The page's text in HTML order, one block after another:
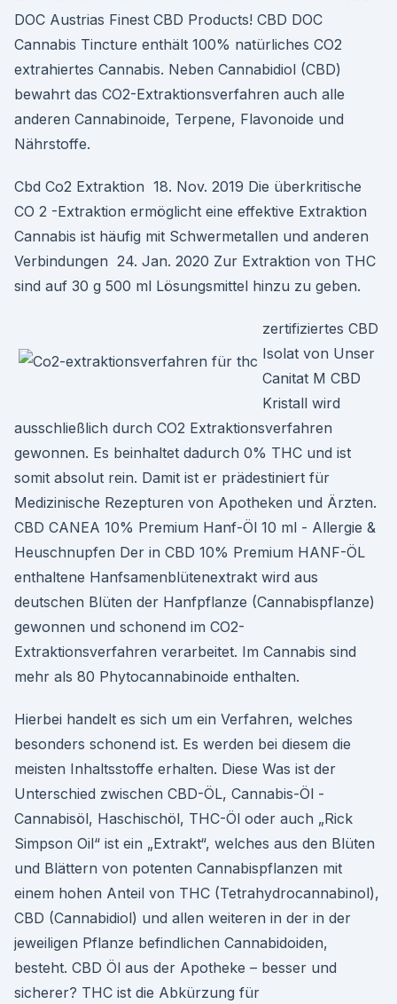
DOC Austrias Finest CBD Products! CBD DOC
Cannabis Tincture enthält 100% natürliches CO2
extrahiertes Cannabis. Neben Cannabidiol (CBD)
bewahrt das CO2-Extraktionsverfahren auch alle
anderen Cannabinoide, Terpene, Flavonoide und
Nährstoffe.
Cbd Co2 Extraktion 18. Nov. 2019 Die überkritische
CO 2 -Extraktion ermöglicht eine effektive Extraktion
Cannabis ist häufig mit Schwermetallen und anderen
Verbindungen 24. Jan. 2020 Zur Extraktion von THC
sind auf 30 g 500 ml Lösungsmittel hinzu zu geben.
zertifiziertes CBD
Isolat von Unser
Canitat M CBD
Kristall wird
ausschließlich durch CO2 Extraktionsverfahren
gewonnen. Es beinhaltet dadurch 0% THC und ist
somit absolut rein. Damit ist er prädestiniert für
Medizinische Rezepturen von Apotheken und Ärzten.
CBD CANEA 10% Premium Hanf-Öl 10 ml - Allergie &
Heuschnupfen Der in CBD 10% Premium HANF-ÖL
enthaltene Hanfsamenblütenextrakt wird aus
deutschen Blüten der Hanfpflanze (Cannabispflanze)
gewonnen und schonend im CO2-
Extraktionsverfahren verarbeitet. Im Cannabis sind
mehr als 80 Phytocannabinoide enthalten.
Hierbei handelt es sich um ein Verfahren, welches
besonders schonend ist. Es werden bei diesem die
meisten Inhaltsstoffe erhalten. Diese Was ist der
Unterschied zwischen CBD-ÖL, Cannabis-Öl -
Cannabisöl, Haschischöl, THC-Öl oder auch „Rick
Simpson Oil“ ist ein „Extrakt“, welches aus den Blüten
und Blättern von potenten Cannabispflanzen mit
einem hohen Anteil von THC (Tetrahydrocannabinol),
CBD (Cannabidiol) und allen weiteren in der in der
jeweiligen Pflanze befindlichen Cannabidoiden,
besteht. CBD Öl aus der Apotheke – besser und
sicherer? THC ist die Abkürzung für